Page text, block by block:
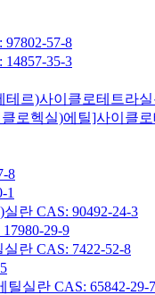
57-8
35-3
르)사이클로테트라실
로헥실)에틸]사이클
8
1
란 CAS: 90492-24-3
29-9
란 CAS: 7422-52-8
실란 CAS: 65842-29-7